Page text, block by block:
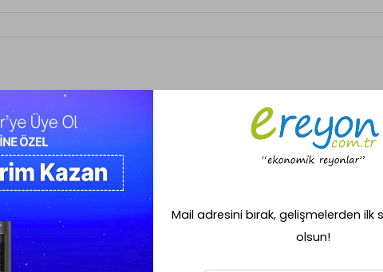
Ürün Özellikleri Geri Bildirim Gönder
gül çiçeklerinden, distilasyon yöntemiyle elde edilmiştir. Cildinize